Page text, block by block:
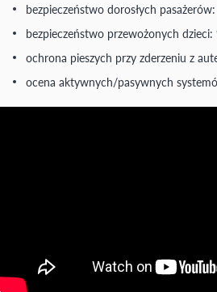
bezpieczeństwo dorosłych
bezpieczeństwo przewożonych dzieci:
ochrona pieszych przy zderzeniu z
ocena aktywnych/pasywnych